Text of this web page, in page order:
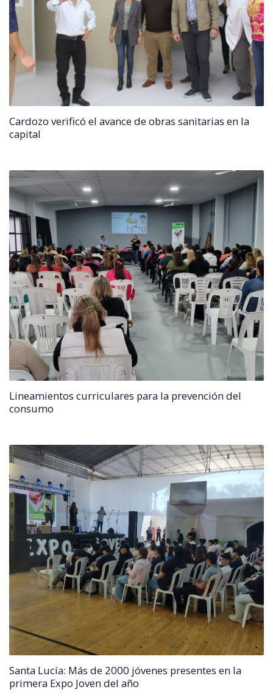
Cardozo verificó el avance de obras sanitarias en la
capital
Lineamientos curriculares para la prevención del
consumo
Santa Lucía: Más de 2000 jóvenes presentes en la
primera Expo Joven del año